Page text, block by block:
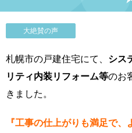
大絶賛の声
札幌市の戸建住宅にて、 シス
リティ内装リフォーム等のお
きました。
『工事の仕上がりも満足で